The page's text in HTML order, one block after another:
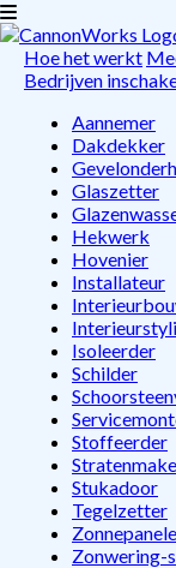
Hoe het werkt
Bedrijven
Aannemer
Dakdekker
Glaszetter
Hekwerk
Hovenier
Installateur
Isoleerder
Schilder
Stoffeerder
Stukadoor
Tegelzetter
Zonwering-